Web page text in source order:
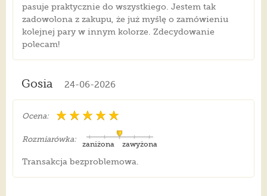
pasuje praktycznie do wszystkiego. Jestem tak
zadowolona z zakupu, że już myślę o zamówieniu
kolejnej pary w innym kolorze. Zdecydowanie
polecam!
Gosia 24-06-2026
Ocena:
Rozmiarówka:
zawyżona
zaniżona
Transakcja bezproblemowa.